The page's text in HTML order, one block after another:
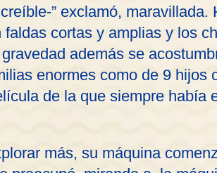
” exclamó,
cortas y amplias y los
además se
enormes como de 9 hijos
de la que siempre había
más, su máquina